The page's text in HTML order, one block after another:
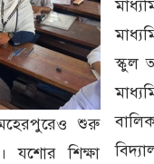
শুরু
যশোর শিক্ষা
স্কুল